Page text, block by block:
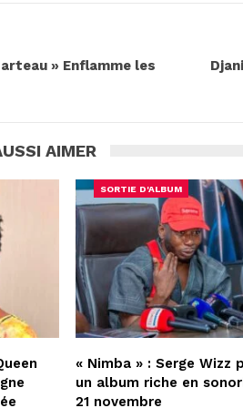
» Enflamme les
AIMER
SORTIE D'ALBUM
« Nimba » : Serge Wizz
un album riche en
21 novembre